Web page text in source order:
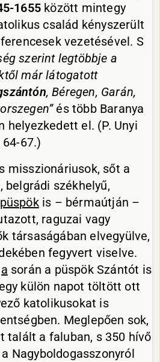
1655 között mintegy
család kényszerült
vezetésével. S
szerint legtöbbje a
már látogatott
, Béregen, Garán,
és több Baranya
helyezkedett el. (P. Unyi
67.)
misszionáriusok, sőt a
belgrádi székhelyű,
is – bérmaútján –
raguzai vagy
társaságában elvegyülve,
fegyvert viselve.
során a püspök Szántót is
külön napot töltött ott
katolikusokat is
Meglepően sok,
talált a faluban, s 350 hívő
Nagyboldogasszonyról